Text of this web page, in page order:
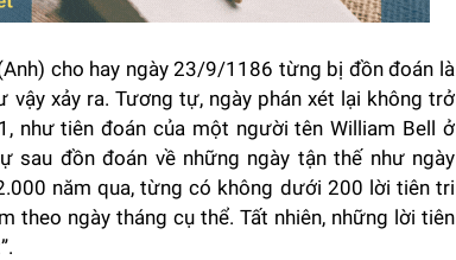
cho hay ngày 23/9/1186 từng bị đồn đoán là
xảy ra. Tương tự, ngày phán xét lại không trở
như tiên đoán của một người tên William Bell ở
sau đồn đoán về những ngày tận thế như ngày
năm qua, từng có không dưới 200 lời tiên tri
theo ngày tháng cụ thể. Tất nhiên, những lời tiên